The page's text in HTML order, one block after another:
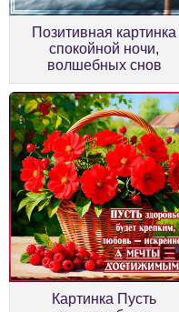
Позитивная картинка
спокойной ночи,
волшебных снов
Картинка Пусть